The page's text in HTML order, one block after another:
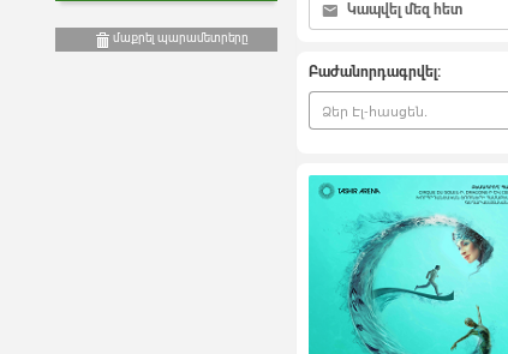
մաքրել պարամետրերը
Կապվել մեզ հետ
Բաժանորդագրվել: